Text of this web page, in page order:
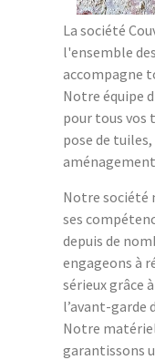
La société
l'ensemble
accompagne
Notre équipe
pour tous vos
pose de
Notre société
ses
depuis de
engageons à
sérieux grâce
l’avant-garde
Notre
garantissons